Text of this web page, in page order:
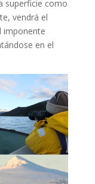
superficie como
vendrá el
imponente
en el